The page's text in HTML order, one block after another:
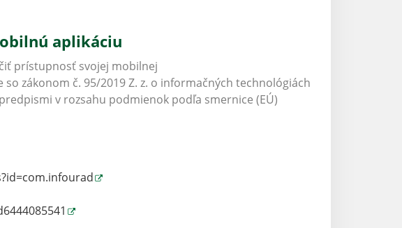
aplikáciu
prístupnosť svojej mobilnej
so zákonom č. 95/2019 Z. z. o informačných technológiách
v rozsahu podmienok podľa smernice (EÚ)